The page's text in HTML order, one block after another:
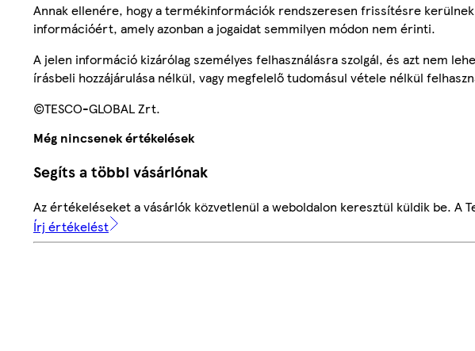
Annak ellenére, hogy a termékinformációk rendszeresen frissítésre
információért, amely azonban a jogaidat semmilyen módon nem érinti.
A jelen információ kizárólag személyes felhasználásra szolgál, és azt nem
írásbeli hozzájárulása nélkül, vagy megfelelő tudomásul vétele nélkül
©TESCO-GLOBAL Zrt.
Még nincsenek értékelések
Segíts a többi vásárlónak
Az értékeléseket a vásárlók közvetlenül a weboldalon keresztül küldik be. A
Írj értékelést